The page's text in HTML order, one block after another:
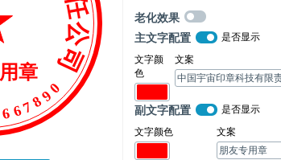
老化效果
主文字配置
是否显示
文字颜
色
文案
副文字配置
是否显示
文字颜色
文案